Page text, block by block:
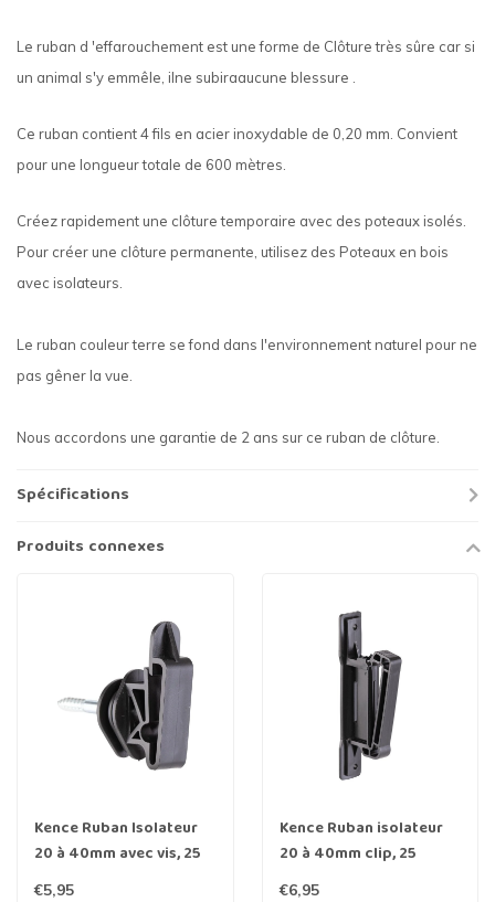
Le ruban d 'effarouchement est uneforme de Clôture très sûre car si
un animal s'y emmêle, ilne subiraaucune blessure
Ce ruban contient 4 fils en acier inoxydable de 0,20 mm. Convient
pour une longueur totale de 600 mètres.
Créez rapidement une clôture temporaire avec des poteaux isolés.
Pour créer une clôture permanente, utilisez des Poteaux en bois
avec isolateurs.
Le ruban couleur terre se fond dans l'environnement naturel pour ne
pas gêner la vue.
Nous accordons une garantie de 2 ans sur ce ruban de clôture.
Spécifications
Produits connexes
Kence Ruban Isolateur
20 à 40mm avec vis, 25
pièces
€5,95
Kence Ruban isolateur
20 à 40mm clip, 25
pièces
€6,95